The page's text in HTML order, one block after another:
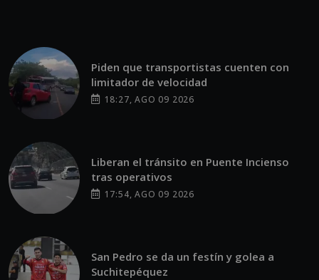
Piden que transportistas cuenten con
limitador de velocidad
18:27, AGO 09 2026
Liberan el tránsito en Puente Incienso
tras operativos
17:54, AGO 09 2026
San Pedro se da un festín y golea a
Suchitepéquez